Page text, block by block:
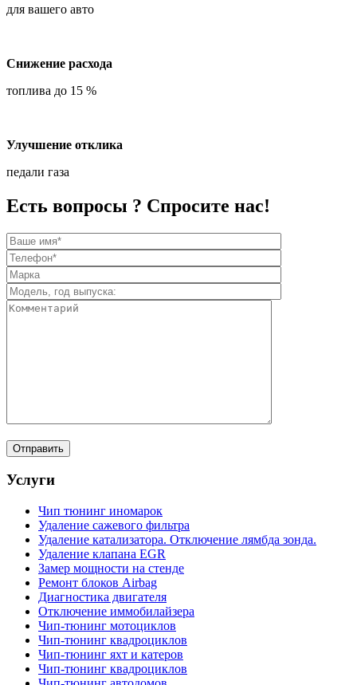
для вашего авто
Снижение расхода
топлива до 15 %
Улучшение отклика
педали газа
Есть вопросы ? Спросите нас!
Услуги
Чип тюнинг иномарок
Удаление сажевого фильтра
Удаление катализатора. Отключение лямбда зонда.
Удаление клапана EGR
Замер мощности на стенде
Ремонт блоков Airbag
Диагностика двигателя
Отключение иммобилайзера
Чип-тюнинг мотоциклов
Чип-тюнинг квадроциклов
Чип-тюнинг яхт и катеров
Чип-тюнинг квадроциклов